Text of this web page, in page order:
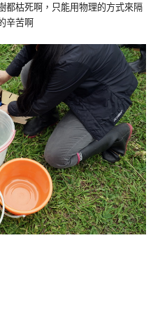
都枯死啊，只能用物理的方式來隔
辛苦啊